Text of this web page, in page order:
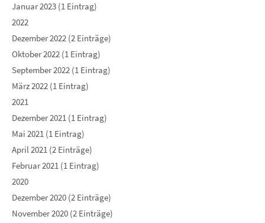
Januar 2023 (1 Eintrag)
2022
Dezember 2022 (2 Einträge)
Oktober 2022 (1 Eintrag)
September 2022 (1 Eintrag)
März 2022 (1 Eintrag)
2021
Dezember 2021 (1 Eintrag)
Mai 2021 (1 Eintrag)
April 2021 (2 Einträge)
Februar 2021 (1 Eintrag)
2020
Dezember 2020 (2 Einträge)
November 2020 (2 Einträge)